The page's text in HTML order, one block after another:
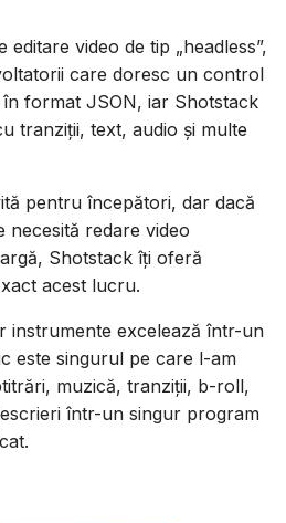
video de tip „headless”,
care doresc un control
format JSON, iar Shotstack
tranziții, text, audio și multe
pentru începători, dar dacă
redare video
Shotstack îți oferă
acest lucru.
instrumente excelează într-un
este singurul pe care l-am
muzică, tranziții, b-roll,
într-un singur program